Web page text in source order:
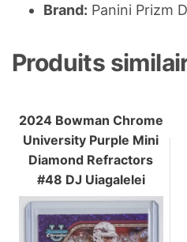
Brand: Panini Prizm
Produits
2024 Bowman Chrome
University Purple Mini
Diamond Refractors
#48 DJ Uiagalelei